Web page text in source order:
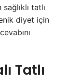
tatlı
diyet için
Tatlı